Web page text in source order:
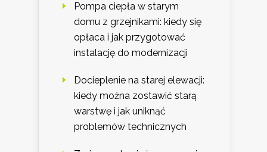
Pompa ciepła w starym
domu z grzejnikami: kiedy się
opłaca i jak przygotować
instalację do modernizacji
Docieplenie na starej elewacji:
kiedy można zostawić starą
warstwę i jak uniknąć
problemów technicznych